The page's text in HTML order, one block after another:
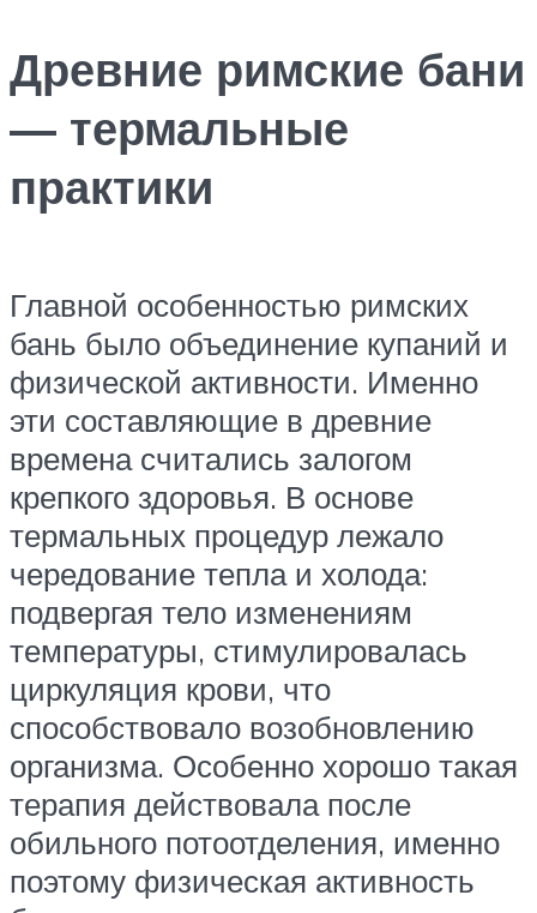
Древние римские бани
— термальные
практики
Главной особенностью римских
бань было объединение купаний и
физической активности. Именно
эти составляющие в древние
времена считались залогом
крепкого здоровья. В основе
термальных процедур лежало
чередование тепла и холода:
подвергая тело изменениям
температуры, стимулировалась
циркуляция крови, что
способствовало возобновлению
организма. Особенно хорошо такая
терапия действовала после
обильного потоотделения, именно
поэтому физическая активность